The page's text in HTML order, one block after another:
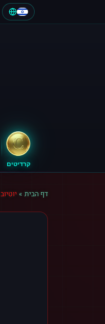
קרדיטים
דף הבית »יוטיוב